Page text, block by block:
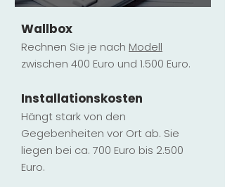
Wallbox
Rechnen Sie je nach Modell
zwischen 400 Euro und 1.500 Euro.
Installationskosten
Hängt stark von den
Gegebenheiten vor Ort ab. Sie
liegen bei ca. 700 Euro bis 2.500
Euro.